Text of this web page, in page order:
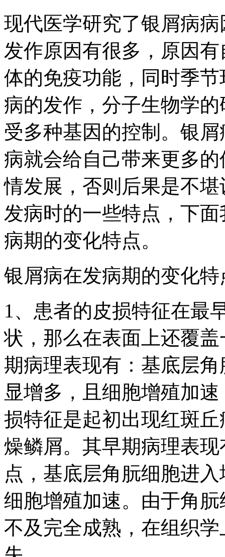
现代医学研究了银屑病
发作原因有很多，原因
体的免疫功能，同时季
病的发作，分子生物学
受多种基因的控制。银
病就会给自己带来更多
情发展，否则后果是不
发病时的一些特点，下
病期的变化特点。
银屑病在发病期的变化特
1、患者的皮损特征在最
状，那么在表面上还覆
期病理表现有：基底层
显增多，且细胞增殖加
损特征是起初出现红斑
燥鳞屑。其早期病理表
点，基底层角朊细胞进
细胞增殖加速。由于角
不及完全成熟，在组织